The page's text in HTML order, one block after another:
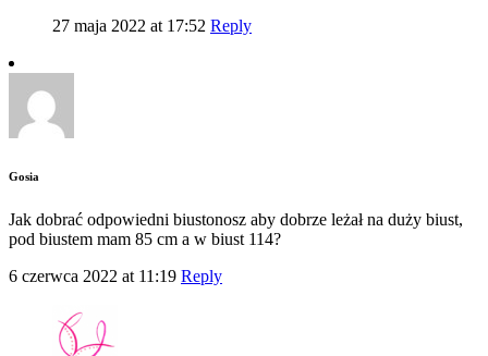
27 maja 2022 at 17:52 Reply
Gosia
Jak dobrać odpowiedni biustonosz aby dobrze leżał na duży biust,
pod biustem mam 85 cm a w biust 114?
6 czerwca 2022 at 11:19 Reply